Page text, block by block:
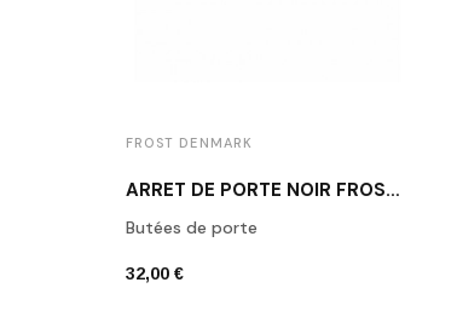
FROST DENMARK
ARRÊT DE PORTE NOIR FROST N1931B
Butées de porte
32,00 €